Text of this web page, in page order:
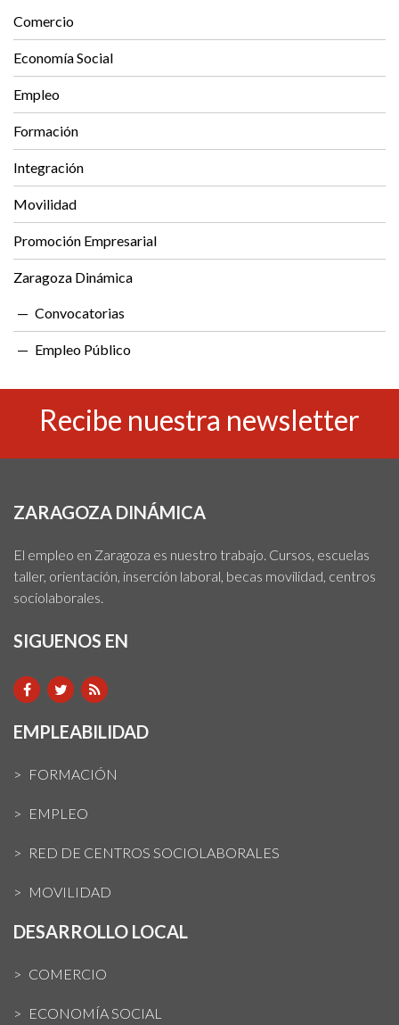
Comercio
Economía Social
Empleo
Formación
Integración
Movilidad
Promoción Empresarial
Zaragoza Dinámica
Convocatorias
Empleo Público
Recibe nuestra newsletter
ZARAGOZA DINÁMICA
El empleo en Zaragoza es nuestro trabajo. Cursos, escuelas
taller, orientación, inserción laboral, becas movilidad, centros
sociolaborales.
SIGUENOS EN
EMPLEABILIDAD
FORMACIÓN
EMPLEO
RED DE CENTROS SOCIOLABORALES
MOVILIDAD
DESARROLLO LOCAL
COMERCIO
ECONOMÍA SOCIAL